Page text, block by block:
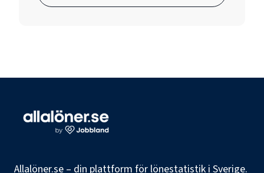
Allalöner.se – din plattform för lönestatistik i Sverige.